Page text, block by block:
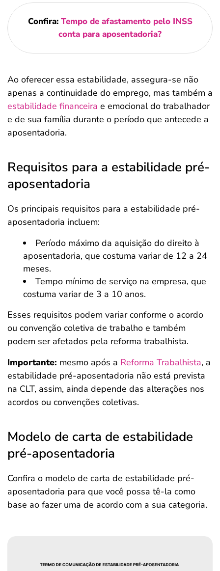
Confira: Tempo de afastamento pelo INSS
conta para aposentadoria?
Ao oferecer essa estabilidade, assegura-se não
apenas a continuidade do emprego, mas também a
estabilidade financeira e emocional do trabalhador
e de sua família durante o período que antecede a
aposentadoria.
Requisitos para a estabilidade pré-
aposentadoria
Os principais requisitos para a estabilidade pré-
aposentadoria incluem:
Período máximo da aquisição do direito à
aposentadoria, que costuma variar de 12 a 24
meses.
Tempo mínimo de serviço na empresa, que
costuma variar de 3 a 10 anos.
Esses requisitos podem variar conforme o acordo
ou convenção coletiva de trabalho e também
podem ser afetados pela reforma trabalhista.
Importante: mesmo após a Reforma Trabalhista, a
estabilidade pré-aposentadoria não está prevista
na CLT, assim, ainda depende das alterações nos
acordos ou convenções coletivas.
Modelo de carta de estabilidade
pré-aposentadoria
Confira o modelo de carta de estabilidade pré-
aposentadoria para que você possa tê-la como
base ao fazer uma de acordo com a sua categoria.